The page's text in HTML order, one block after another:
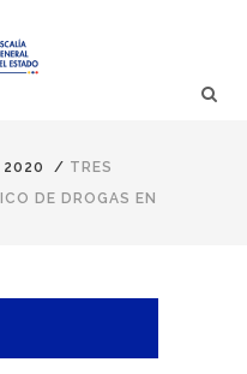
2020 / TRES
DE DROGAS EN